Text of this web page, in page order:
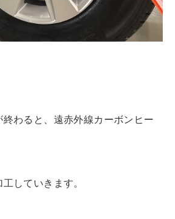
終わると、遠赤外線カーボンヒー
していきます。